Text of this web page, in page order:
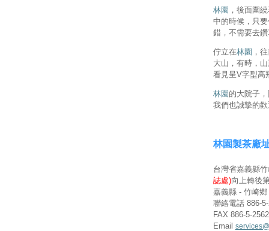
林園 ，後面圍
中的時候，只
錯，不需要去
佇立在林園 ，
大山，有時，
看見呈V字型高
林園 的大院子
我們也誠摯的
林園製茶廠
台灣省嘉義縣
誌處)向上轉後
嘉義縣 - 竹崎鄉
聯絡電話 886-
FAX 886-5-
Email